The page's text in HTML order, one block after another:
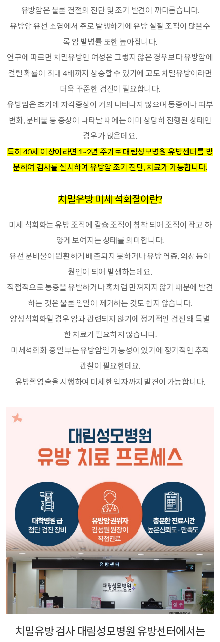
유방암은 물론 결절의 진단 및 조기 발견이 까다롭습니다.
유방암 유선 소엽에서 주로 발생하기에 유방 실질 조직이 많을수
록 암 발병률 또한 높아집니다.
연구에 따르면 치밀유방인 여성은 그렇지 않은 경우보다 유방암에
걸릴 확률이 최대 4배까지 상승할 수 있기에 고도 치밀유방이라면
더욱 꾸준한 검진이 필요합니다.
유방암은 초기에 자각증상이 거의 나타나지 않으며 통증이나 피부
변화, 분비물 등 증상이 나타날 때에는 이미 상당히 진행된 상태인
경우가 많은데요.
특히 40세 이상이라면 1~2년 주기로 대림성모병원 유방센터를 방
문하여 검사를 실시하여 유방암 조기 진단, 치료가 가능합니다.
치밀유방 미세 석회질이란?
미세 석회화는 유방 조직에 칼슘 조직이 침착 되어 조직이 작고 하
얗게 보여지는 상태를 의미합니다.
유선 분비물이 원활하게 배출되지 못하거나 유방 염증, 외상 등이
원인이 되어 발생하는데요.
직접적으로 통증을 유발하거나 혹처럼 만져지지 않기 때문에 발견
하는 것은 물론 일일이 제거하는 것도 쉽지 않습니다.
양성석회화일 경우 암과 관련되지 않기에 정기적인 검진 왜 특별
한 치료가 필요하지 않습니다.
미세석회화 중 일부는 유방암일 가능성이 있기에 정기적인 추적
관찰이 필요한데요.
유방촬영술을 시행하여 미세한 입자까지 발견이 가능합니다.
치밀유방 검사 대림성모병원 유방센터에서는